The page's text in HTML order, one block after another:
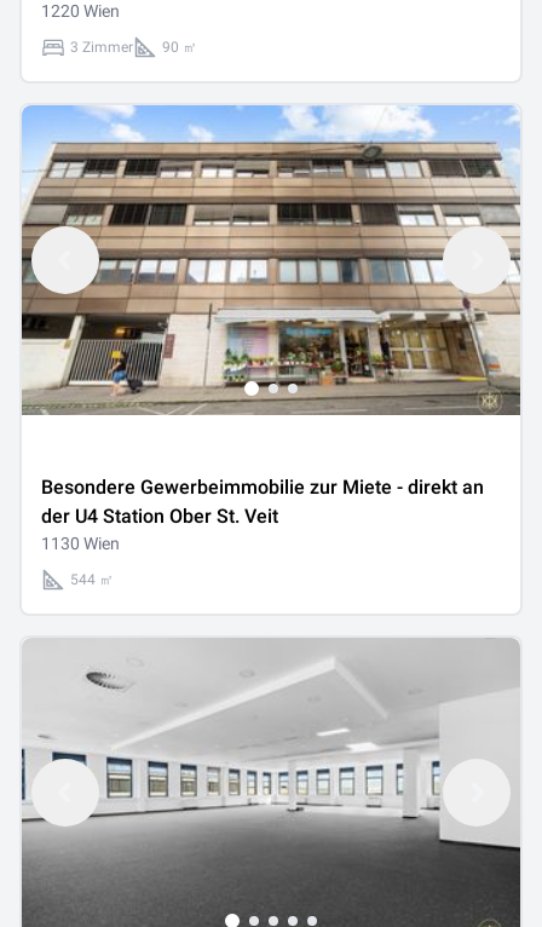
1220 Wien
3 Zimmer 90 ㎡
Besondere Gewerbeimmobilie zur Miete - direkt an
der U4 Station Ober St. Veit
1130 Wien
544 ㎡